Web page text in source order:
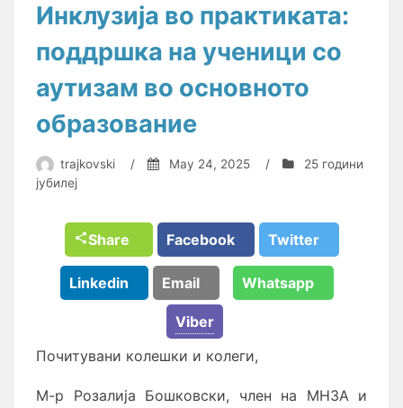
Инклузија во практиката:
поддршка на ученици со
аутизам во основното
образование
trajkovski / May 24, 2025 /
25 години
јубилеј
Share Facebook Twitter
Linkedin Email Whatsapp
Viber
Почитувани колешки и колеги,
M-p Розалија Бошковски, член на МНЗА и